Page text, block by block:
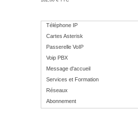
Téléphone IP
Cartes Asterisk
Passerelle VoIP
Voip PBX
Message d'accueil
Services et Formation
Réseaux
Abonnement